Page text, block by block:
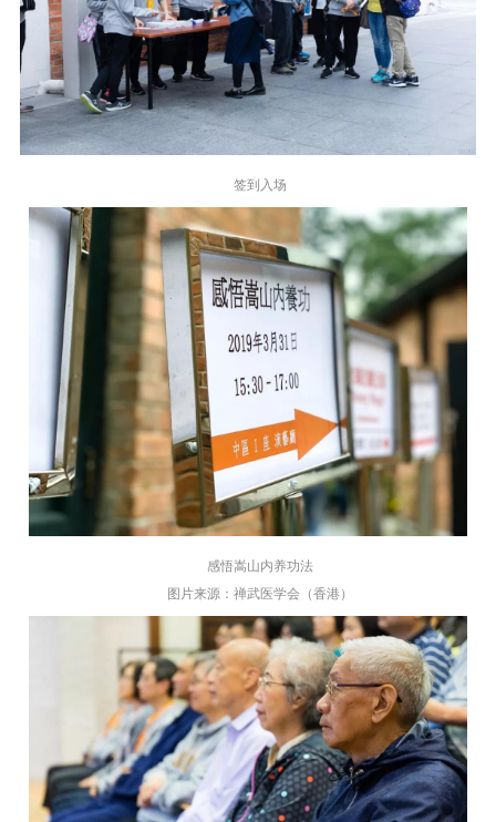
签到入场
感悟嵩山内养功法
图片来源：禅武医学会（香港）